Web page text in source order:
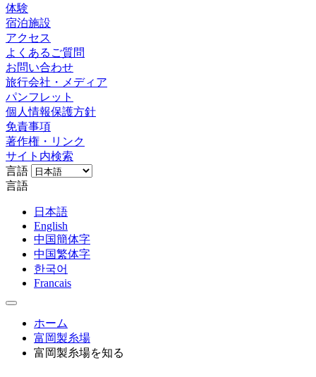
体験
宿泊施設
アクセス
よくあるご質問
お問い合わせ
旅行会社・メディア
パンフレット
個人情報保護方針
免責事項
著作権・リンク
サイト内検索
言語
言語
日本語
English
中国簡体字
中国繁体字
한국어
Francais
ホーム
富岡製糸場
富岡製糸場を知る